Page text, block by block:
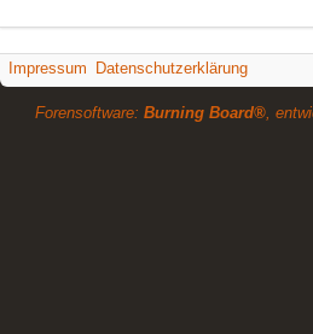
Impressum Datenschutzerklärung
Forensoftware: Burning Board®,